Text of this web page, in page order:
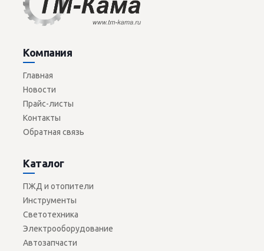
Компания
Главная
Новости
Прайс-листы
Контакты
Обратная связь
Каталог
ПЖД и отопители
Инструменты
Светотехника
Электрооборудование
Автозапчасти